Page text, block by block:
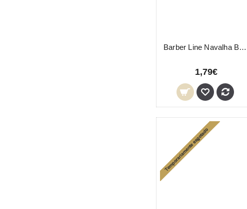
Barber Line Navalha Barbear 06057 Eurostil
1,79€